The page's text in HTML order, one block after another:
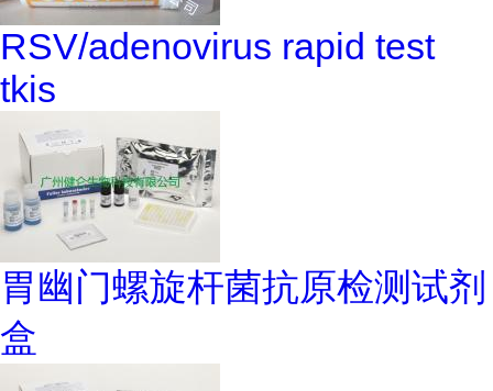
RSV/adenovirus rapid test
tkis
胃幽门螺旋杆菌抗原检测试剂
盒